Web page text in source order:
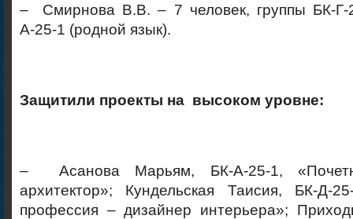
– Смирнова В.В. – 7 человек, группы БК-Г-
А-25-1 (родной язык).
Защитили проекты на высоком уровне:
– Асанова Марьям, БК-А-25-1,
архитектор»; Кундельская Таисия, БК-Д-
профессия – дизайнер интерьера»;